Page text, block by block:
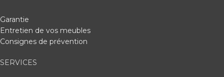
Garantie
Entretien de vos meubles
Consignes de prévention
SERVICES